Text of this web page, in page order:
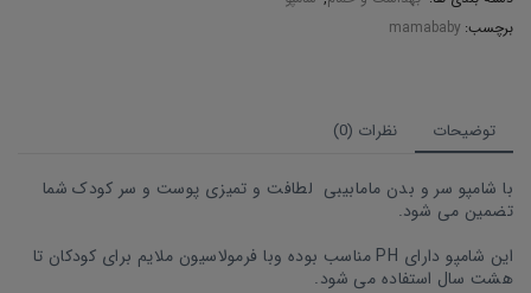
برچسب: mamababy
توضیحات نظرات (0)
با شامپو سر و بدن مامابیبی لطافت و تمیزی پوست و سر کودک شما
تضمین می شود.
این شامپو دارای PH مناسب بوده وبا فرمولاسیون ملایم برای کودکان تا
هشت سال استفاده می شود.